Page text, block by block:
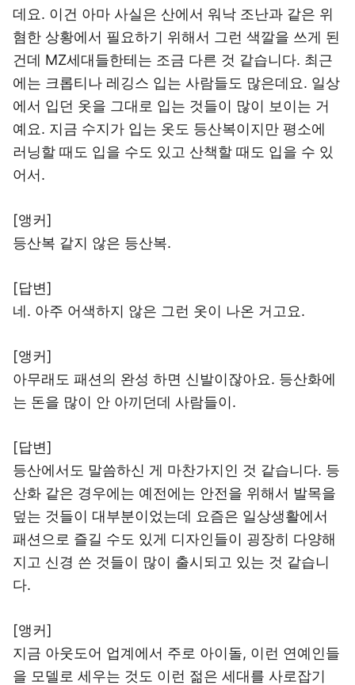
데요. 이건 아마 사실은 산에서 워낙 조난과 같은 위
혐한 상황에서 필요하기 위해서 그런 색깔을 쓰게 된
건데 MZ세대들한테는 조금 다른 것 같습니다. 최근
에는 크롭티나 레깅스 입는 사람들도 많은데요. 일상
에서 입던 옷을 그대로 입는 것들이 많이 보이는 거
예요. 지금 수지가 입는 옷도 등산복이지만 평소에
러닝할 때도 입을 수도 있고 산책할 때도 입을 수 있
어서.
[앵커]
등산복 같지 않은 등산복.
[답변]
네. 아주 어색하지 않은 그런 옷이 나온 거고요.
[앵커]
아무래도 패션의 완성 하면 신발이잖아요. 등산화에
는 돈을 많이 안 아끼던데 사람들이.
[답변]
등산에서도 말씀하신 게 마찬가지인 것 같습니다. 등
산화 같은 경우에는 예전에는 안전을 위해서 발목을
덮는 것들이 대부분이었는데 요즘은 일상생활에서
패션으로 즐길 수도 있게 디자인들이 굉장히 다양해
지고 신경 쓴 것들이 많이 출시되고 있는 것 같습니
다.
[앵커]
지금 아웃도어 업계에서 주로 아이돌, 이런 연예인들
을 모델로 세우는 것도 이런 젊은 세대를 사로잡기